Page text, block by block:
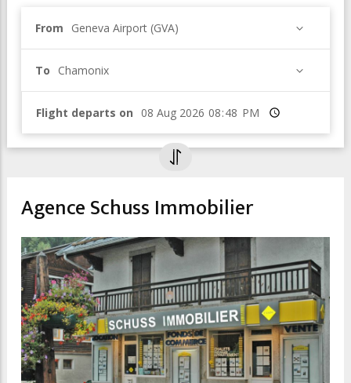
From Geneva Airport (GVA)
To Chamonix
Flight departs on Time
Agence Schuss Immobilier